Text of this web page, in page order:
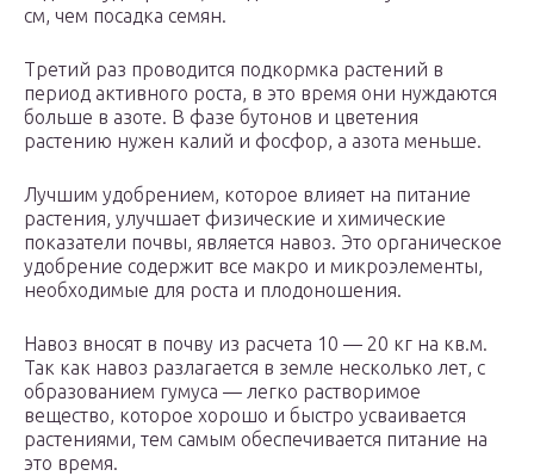
см, чем посадка семян.
Третий раз проводится подкормка растений в
период активного роста, в это время они нуждаются
больше в азоте. В фазе бутонов и цветения
растению нужен калий и фосфор, а азота меньше.
Лучшим удобрением, которое влияет на питание
растения, улучшает физические и химические
показатели почвы, является навоз. Это органическое
удобрение содержит все макро и микроэлементы,
необходимые для роста и плодоношения.
Навоз вносят в почву из расчета 10 — 20 кг на кв.м.
Так как навоз разлагается в земле несколько лет, с
образованием гумуса — легко растворимое
вещество, которое хорошо и быстро усваивается
растениями, тем самым обеспечивается питание на
это время.